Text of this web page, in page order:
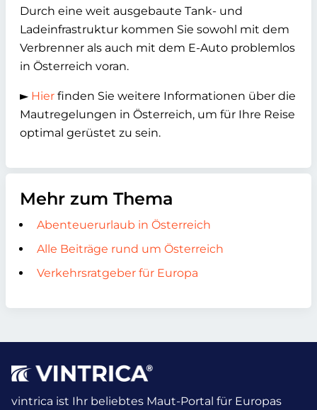
Durch eine weit ausgebaute Tank- und
Ladeinfrastruktur kommen Sie sowohl mit dem
Verbrenner als auch mit dem E-Auto problemlos
in Österreich voran.
► Hier finden Sie weitere Informationen über die
Mautregelungen in Österreich, um für Ihre Reise
optimal gerüstet zu sein.
Mehr zum Thema
Abenteuerurlaub in Österreich
Alle Beiträge rund um Österreich
Verkehrsratgeber für Europa
vintrica ist Ihr beliebtes Maut-Portal für Europas